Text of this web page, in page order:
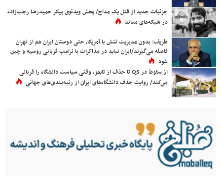
جزئیات جدید از قتل یک مداح/ پخش ویدئوی پیکر حمیدرضا رجب‌زاده
در شبکه‌های معاند
ظریف: بدون مدیریت تنش با آمریکا، حتی دوستان ایران هم از تهران
فاصله می‌گیرند/ایران نباید در مذاکرات با ترامپ قربانی روسیه و چین
شود
از سقوط در QS تا حذف از تایمز، وقتی سیاست دانشگاه را قربانی
می‌کند/ روایت حذف دانشگاه‌های ایران از رتبه‌بندی‌های جهانی